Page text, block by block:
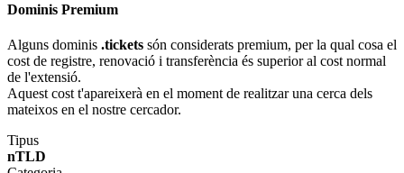
Dominis Premium
Alguns dominis .tickets són considerats premium, per la qual cosa el
cost de registre, renovació i transferència és superior al cost normal
de l'extensió.
Aquest cost t'apareixerà en el moment de realitzar una cerca dels
mateixos en el nostre cercador.
Tipus
nTLD